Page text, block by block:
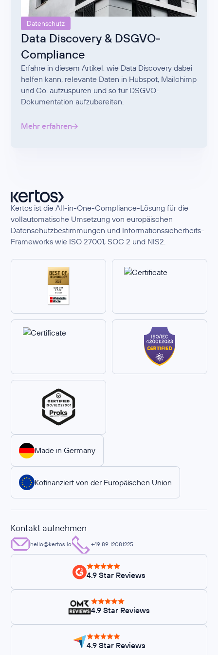
Datenschutz
Data Discovery & DSGVO-
Compliance
Erfahre in diesem Artikel, wie Data Discovery dabei
helfen kann, relevante Daten in Hubspot, Mailchimp
und Co. aufzuspüren und so für DSGVO-
Dokumentation aufzubereiten.
Mehr erfahren
Kertos ist die All-in-One-Compliance-Lösung für die
vollautomatische Umsetzung von europäischen
Datenschutzbestimmungen und Informationssicherheits-
Frameworks wie ISO 27001, SOC 2 und NIS2.
Made in Germany
Kofinanziert von der Europäischen Union
Kontakt aufnehmen
hello@kertos.io +49 89 12081225
4.9 Star Reviews
4.9 Star Reviews
4.9 Star Reviews